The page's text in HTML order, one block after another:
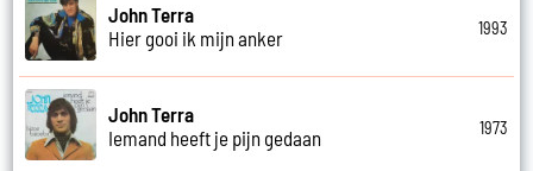
John Terra
Hier gooi ik mijn anker
1993
John Terra
Iemand heeft je pijn gedaan
1973